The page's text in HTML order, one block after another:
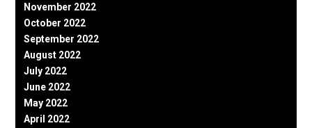
November 2022
October 2022
September 2022
August 2022
July 2022
June 2022
May 2022
April 2022